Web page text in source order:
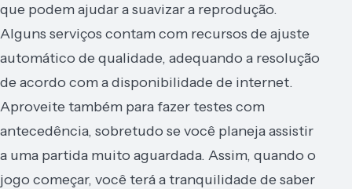
que podem ajudar a suavizar a reprodução.
Alguns serviços contam com recursos de ajuste
automático de qualidade, adequando a resolução
de acordo com a disponibilidade de internet.
Aproveite também para fazer testes com
antecedência, sobretudo se você planeja assistir
a uma partida muito aguardada. Assim, quando o
jogo começar, você terá a tranquilidade de saber